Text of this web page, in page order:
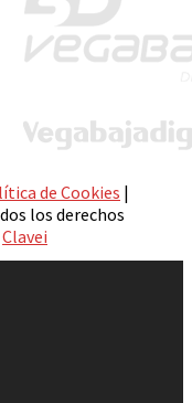
de Cookies |
los derechos
Clavei